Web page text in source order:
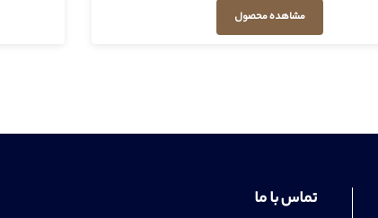
مشاهده محصول
تماس با ما